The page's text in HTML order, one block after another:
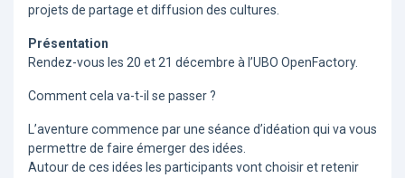
projets de partage et diffusion des cultures.
Présentation
Rendez-vous les 20 et 21 décembre à l’UBO OpenFactory.
Comment cela va-t-il se passer ?
L’aventure commence par une séance d’idéation qui va vous
permettre de faire émerger des idées.
Autour de ces idées les participants vont choisir et retenir